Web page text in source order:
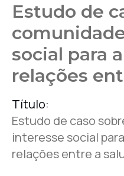
Estudo de
social para
relações
Título:
Estudo de caso
interesse social
relações entre a